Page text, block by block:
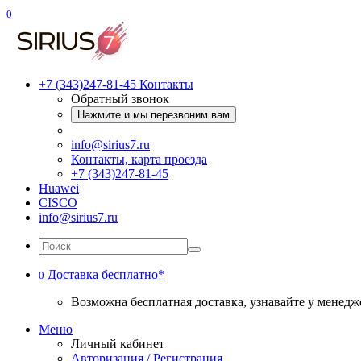
0
+7 (343)247-81-45 Контакты
Обратный звонок
Нажмите и мы перезвоним вам
info@sirius7.ru
Контакты, карта проезда
+7 (343)247-81-45
Huawei
CISCO
info@sirius7.ru
0 Доставка бесплатно*
Возможна бесплатная доставка, узнавайте у
Меню
Личный кабинет
Авторизация / Регистрация